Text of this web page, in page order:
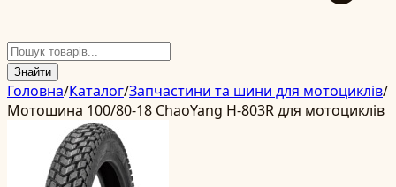
Знайти
Головна/Каталог/Запчастини та шини для мотоциклів/
Мотошина 100/80-18 ChaoYang Н-803R для мотоциклів